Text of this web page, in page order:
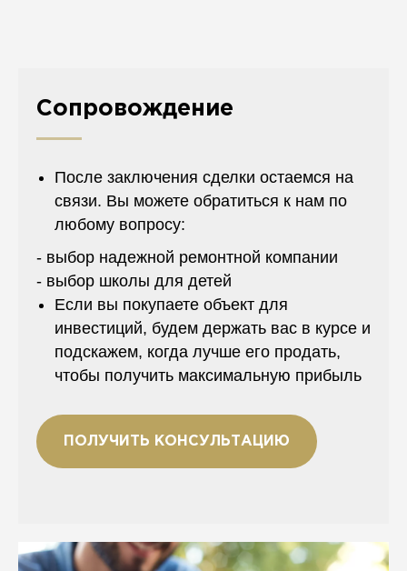
Сопровождение
После заключения сделки остаемся на
связи. Вы можете обратиться к нам по
любому вопросу:
- выбор надежной ремонтной компании
- выбор школы для детей
Если вы покупаете объект для
инвестиций, будем держать вас в курсе и
подскажем, когда лучше его продать,
чтобы получить максимальную прибыль
ПОЛУЧИТЬ КОНСУЛЬТАЦИЮ